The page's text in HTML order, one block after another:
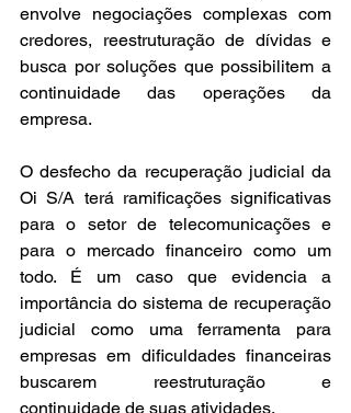
envolve negociações complexas com
credores, reestruturação de dívidas e
busca por soluções que possibilitem a
continuidade das operações da
empresa.
O desfecho da recuperação judicial da
Oi S/A terá ramificações significativas
para o setor de telecomunicações e
para o mercado financeiro como um
todo. É um caso que evidencia a
importância do sistema de recuperação
judicial como uma ferramenta para
empresas em dificuldades financeiras
buscarem reestruturação e
continuidade de suas atividades.